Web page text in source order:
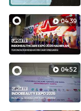
04:39
04:52